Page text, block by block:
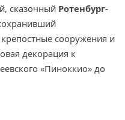
сказочный Ротенбург-
сооружения и
декорация к
«Пиноккио» до